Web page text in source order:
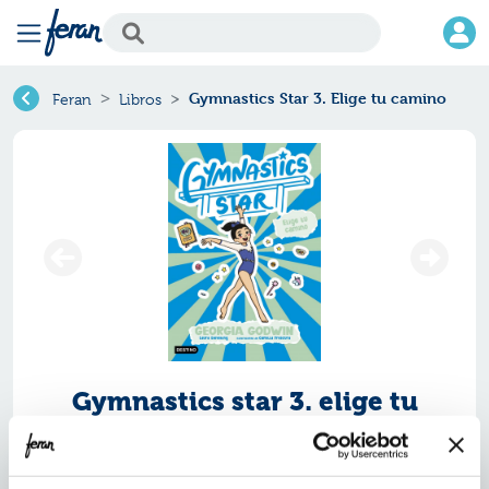
Feran Libros Gymnastics Star 3. Elige tu camino
Gymnastics star 3. elige tu
Ref.ZDE-8321644